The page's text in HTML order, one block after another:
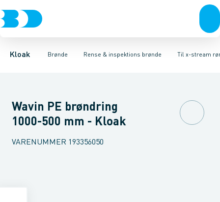
Kloak Brønde
Rør & fittingsBrønde BrøndgodsLinjeafvanding Tanke,
Rense & inspektions brønde
Rense & inspektions brøndeOpføringsrør & tilbehørTil x-stream
Til glatte rørTil ribbede rørTil x-stream rør
Wavin PE brøndring
1000-500 mm - Kloak
VARENUMMER 193356050